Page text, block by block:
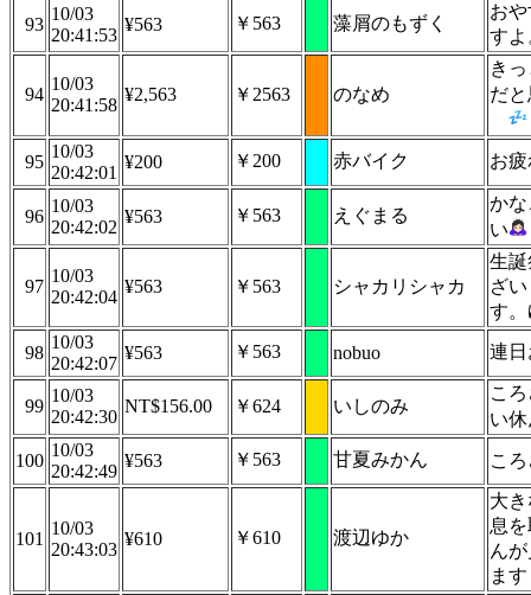
93
10/03
20:41:53
¥563 ￥563 藻屑のもずく
お
す
94
10/03
20:41:58
¥2,563 ￥2563 のなめ
き
だ
95
10/03
20:42:01
¥200 ￥200 赤バイク お
96
10/03
20:42:02
¥563 ￥563 えぐまる
か
い
97
10/03
20:42:04
¥563 ￥563 シャカリシャカ
生
ざ
す
98
10/03
20:42:07
¥563 ￥563 nobuo 連
99
10/03
20:42:30
NT$156.00 ￥624 いしのみ
こ
い
100
10/03
20:42:49
¥563 ￥563 甘夏みかん こ
101
10/03
20:43:03
¥610 ￥610 渡辺ゆか
大
息
ん
ま